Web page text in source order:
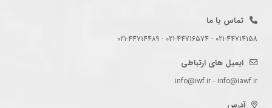
تماس با ما
021-44714158 - 021-44716574 - 021-44714489
ایمیل های ارتباطی
info@iwf.ir - info@iawf.ir
آدرس